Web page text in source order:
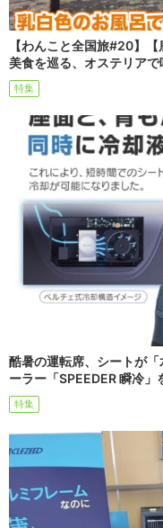
【わんこと全国旅#20】
美食を巡る、オステリア
特集
酷暑の運転席、シートが
ーラー「SPEEDER 瞬冷」
特集